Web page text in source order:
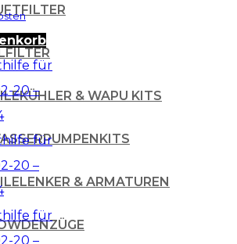
KÜHLER & WAPU KITS
LENKER & ARMATUREN